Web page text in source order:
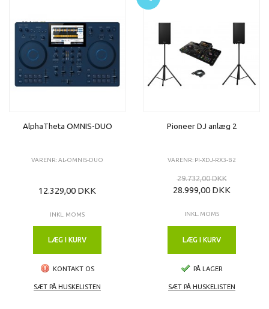
AlphaTheta OMNIS-DUO
VARENR: AL-OMNIS-DUO
12.329,00 DKK
INKL. MOMS
LÆG I KURV
KONTAKT OS
SÆT PÅ HUSKELISTEN
Pioneer DJ anlæg 2
VARENR: PI-XDJ-RX3-B2
29.732,00 DKK
28.999,00 DKK
INKL. MOMS
LÆG I KURV
PÅ LAGER
SÆT PÅ HUSKELISTEN